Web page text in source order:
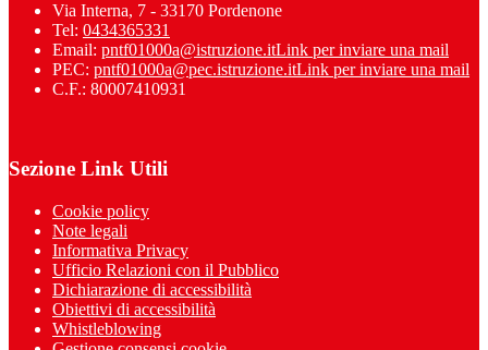
Via Interna, 7 - 33170 Pordenone
Tel: 0434365331
Email: pntf01000a@istruzione.itLink per inviare una mail
PEC: pntf01000a@pec.istruzione.itLink per inviare una mail
C.F.: 80007410931
Sezione Link Utili
Cookie policy
Note legali
Informativa Privacy
Ufficio Relazioni con il Pubblico
Dichiarazione di accessibilità
Obiettivi di accessibilità
Whistleblowing